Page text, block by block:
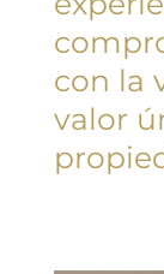
con la
valor